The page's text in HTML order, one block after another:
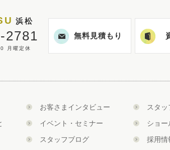
浜松
2781
月曜定休
無料見積もり
お客さまインタビュー
イベント・セミナー
スタッフブログ
スタッ
ショー
採用情